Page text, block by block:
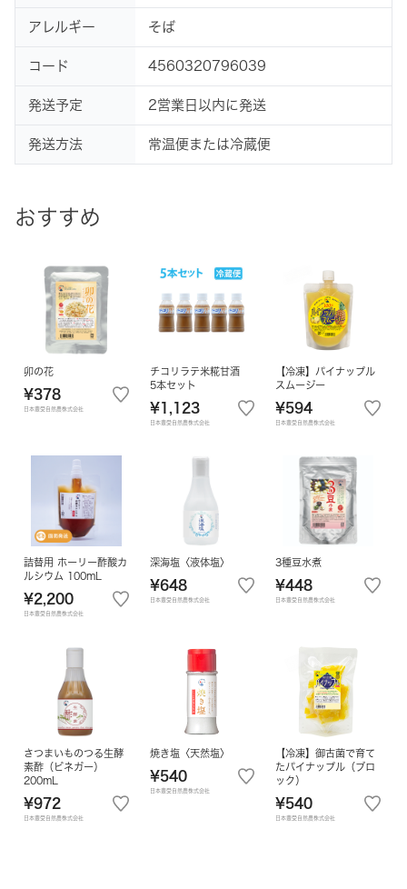
おすすめ
卯の花
¥378
日本豊受自然農株式会社
チコリラテ米糀甘酒
5本セット
¥1,123
日本豊受自然農株式会社
【冷凍】パイナップル
スムージー
¥594
日本豊受自然農株式会社
詰替用 ホーリー酢酸カ
ルシウム 100mL
¥2,200
日本豊受自然農株式会社
深海塩〈液体塩〉
¥648
日本豊受自然農株式会社
3種豆水煮
¥448
日本豊受自然農株式会社
さつまいものつる生酵
素酢（ビネガー）
200mL
¥972
日本豊受自然農株式会社
焼き塩〈天然塩〉
¥540
日本豊受自然農株式会社
【冷凍】御古菌で育て
たパイナップル（ブロ
ック）
¥540
日本豊受自然農株式会社
アレルギー そば
コード 4560320796039
発送予定 2営業日以内に発送
発送方法 常温便または冷蔵便